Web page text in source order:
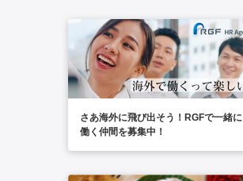
さあ海外に飛び出そう！RGFで一緒に
働く仲間を募集中！